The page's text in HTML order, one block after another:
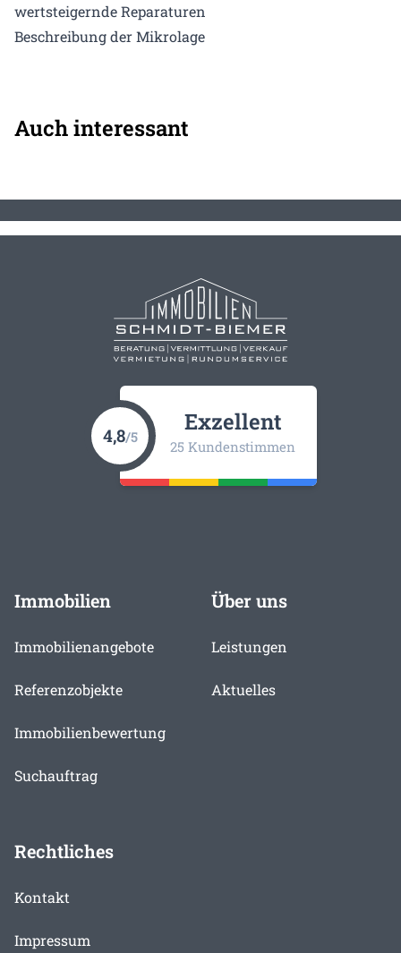
wertsteigernde Reparaturen
Beschreibung der Mikrolage
Auch interessant
4,8/5
Exzellent
25 Kundenstimmen
Immobilien
Immobilienangebote
Referenzobjekte
Immobilienbewertung
Suchauftrag
Über uns
Leistungen
Aktuelles
Rechtliches
Kontakt
Impressum